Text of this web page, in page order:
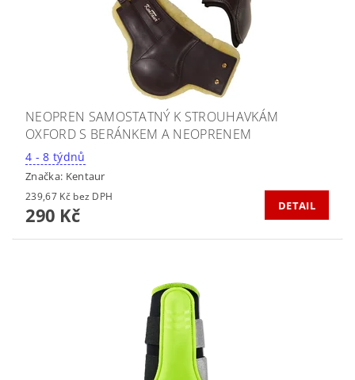
NEOPREN SAMOSTATNÝ K STROUHAVKÁM
OXFORD S BERÁNKEM A NEOPRENEM
4 - 8 týdnů
Značka: Kentaur
239,67 Kč bez DPH
290 Kč DETAIL